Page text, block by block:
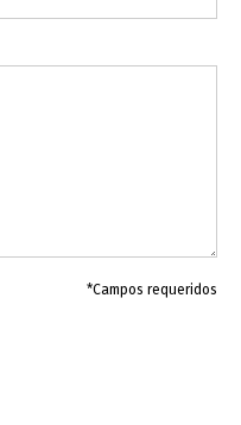
*Campos requeridos